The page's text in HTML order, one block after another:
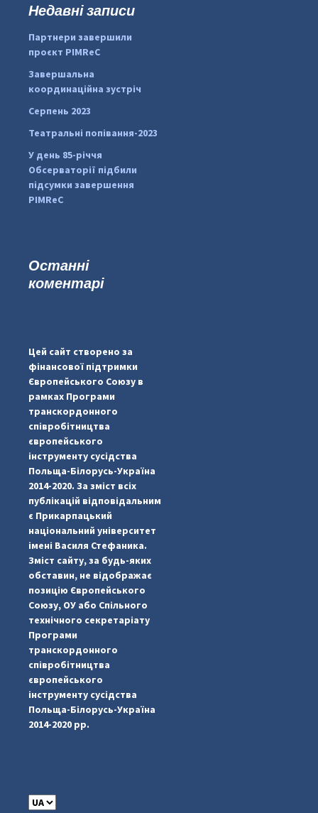
#PipIvanToday
pimrec_project
#PipIvanToday
:Недавні записи
Партнери завершили
проєкт PIMReC
Завершальна
координаційна зустріч
Серпень 2023
Театральні попівання-2023
У день 85-річчя
Обсерваторії підбили
підсумки завершення
PIMReC
Останні
коментарі
Цей сайт створено за
фінансової підтримки
Європейського Союзу в
рамках Програми
транскордонного
співробітництва
європейського
інструменту сусідства
Польща-Білорусь-Україна
2014-2020. За зміст всіх
публікацій відповідальним
є Прикарпацький
національний університет
імені Василя Стефаника.
Зміст сайту, за будь-яких
обставин, не відображає
позицію Європейського
Союзу, ОУ або Спільного
технічного секретаріату
Програми
транскордонного
співробітництва
європейського
інструменту сусідства
Польща-Білорусь-Україна
2014-2020 рр.
C